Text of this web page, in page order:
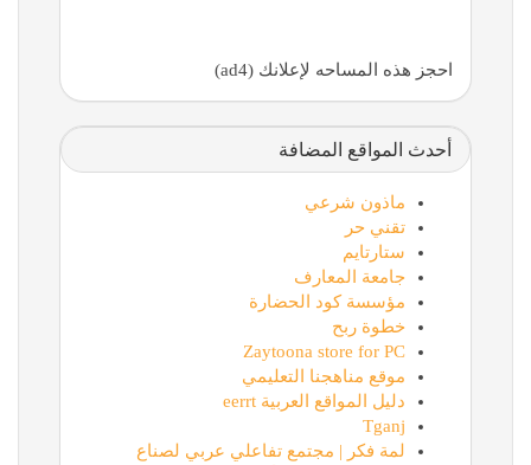
احجز هذه المساحه لإعلانك (ad4)
أحدث المواقع المضافة
ماذون شرعي
تقني حر
ستارتايم
جامعة المعارف
مؤسسة كود الحضارة
خطوة ربح
Zaytoona store for PC
موقع مناهجنا التعليمي
دليل المواقع العربية eerrt
Tganj
لمة فكر | مجتمع تفاعلي عربي لصناع